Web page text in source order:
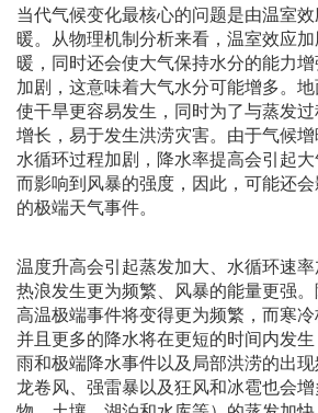
当代气候变化最核心的问题是由温室
暖。从物理机制分析来看，温室效应
暖，同时还会使大气保持水分的能力
加剧，这意味着大气水分可能增多。
使干旱更容易发生，同时为了与蒸发
增长，易于发生洪涝灾害。由于气候
水循环过程加剧，降水率提高会引起
而影响到风暴的强度，因此，可能还
的极端天气事件。
温度升高会引起蒸发加大、水循环速
热浪发生更为频繁、风暴的能量更强。
高温极端事件将变得更为频繁，而寒冷
并且更多的降水将在更短的时间内发
雨和极端降水事件以及局部洪涝的出现
龙卷风、强雷暴以及狂风和冰雹也会